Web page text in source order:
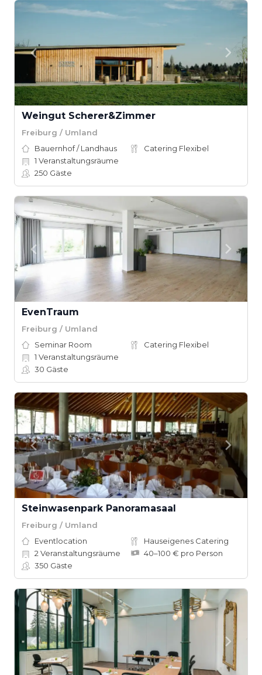
Weingut Scherer&Zimmer
Freiburg / Umland
Bauernhof / Landhaus
Catering Flexibel
1 Veranstaltungsräume
250 Gäste
EvenTraum
Freiburg / Umland
Seminar Room
Catering Flexibel
1 Veranstaltungsräume
30 Gäste
Steinwasenpark Panoramasaal
Freiburg / Umland
Eventlocation
Hauseigenes Catering
2 Veranstaltungsräume
40–100 € pro Person
350 Gäste